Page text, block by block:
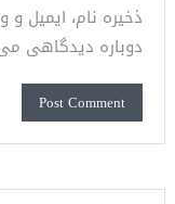
ذخیره نام، ایمیل
دوباره دیدگاهی